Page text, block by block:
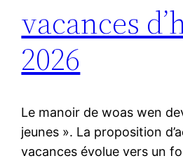
vacances
2026
Le manoir de woas wen
jeunes ». La proposition
vacances évolue vers un